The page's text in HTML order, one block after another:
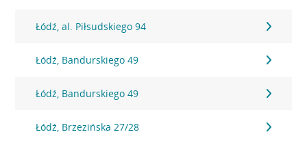
Łódź, al. Piłsudskiego 94
Łódź, Bandurskiego 49
Łódź, Bandurskiego 49
Łódź, Brzezińska 27/28